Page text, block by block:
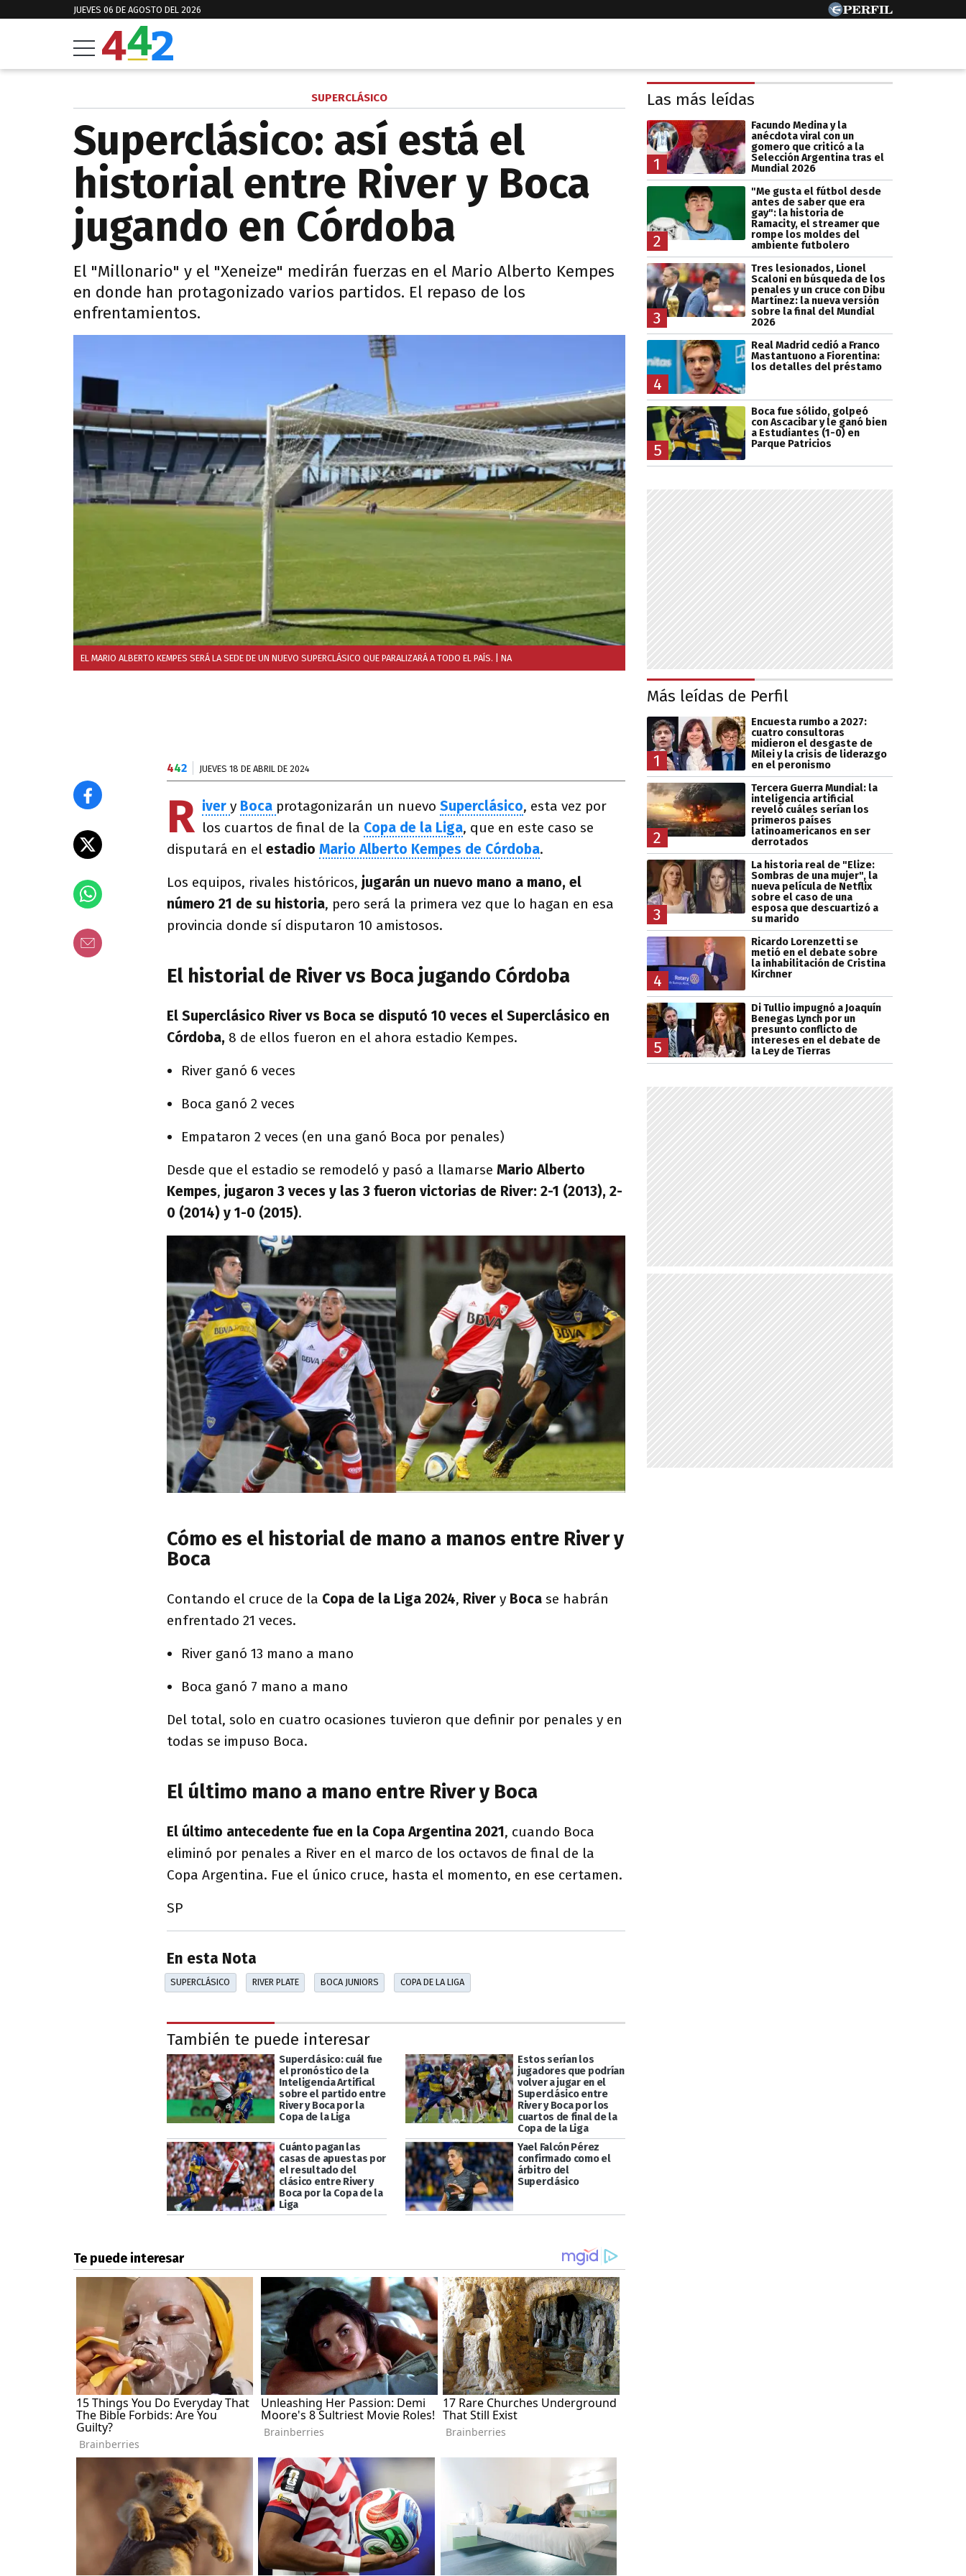
JUEVES 06 DE AGOSTO DEL 2026
SUPERCLÁSICO
Superclásico: así está el
historial entre River y Boca
jugando en Córdoba
El "Millonario" y el "Xeneize" medirán fuerzas en el Mario Alberto Kempes
en donde han protagonizado varios partidos. El repaso de los
enfrentamientos.
EL MARIO ALBERTO KEMPES SERÁ LA SEDE DE UN NUEVO SUPERCLÁSICO QUE PARALIZARÁ A TODO EL PAÍS. | NA
442 JUEVES 18 DE ABRIL DE 2024
R iver y Boca protagonizarán un nuevo Superclásico, esta vez por
los cuartos de final de la Copa de la Liga, que en este caso se
disputará en el estadio Mario Alberto Kempes de Córdoba.
Los equipos, rivales históricos, jugarán un nuevo mano a mano, el
número 21 de su historia, pero será la primera vez que lo hagan en esa
provincia donde sí disputaron 10 amistosos.
El historial de River vs Boca jugando Córdoba
El Superclásico River vs Boca se disputó 10 veces el Superclásico en
Córdoba, 8 de ellos fueron en el ahora estadio Kempes.
River ganó 6 veces
Boca ganó 2 veces
Empataron 2 veces (en una ganó Boca por penales)
Desde que el estadio se remodeló y pasó a llamarse Mario Alberto
Kempes, jugaron 3 veces y las 3 fueron victorias de River: 2-1 (2013), 2-
0 (2014) y 1-0 (2015).
Cómo es el historial de mano a manos entre River y
Boca
Contando el cruce de la Copa de la Liga 2024, River y Boca se habrán
enfrentado 21 veces.
River ganó 13 mano a mano
Boca ganó 7 mano a mano
Del total, solo en cuatro ocasiones tuvieron que definir por penales y en
todas se impuso Boca.
El último mano a mano entre River y Boca
El último antecedente fue en la Copa Argentina 2021, cuando Boca
eliminó por penales a River en el marco de los octavos de final de la
Copa Argentina. Fue el único cruce, hasta el momento, en ese certamen.
SP
En esta Nota
SUPERCLÁSICO RIVER PLATE BOCA JUNIORS COPA DE LA LIGA
También te puede interesar
Superclásico: cuál fue
el pronóstico de la
Inteligencia Artifical
sobre el partido entre
River y Boca por la
Copa de la Liga
Estos serían los
jugadores que podrían
volver a jugar en el
Superclásico entre
River y Boca por los
cuartos de final de la
Copa de la Liga
Cuánto pagan las
casas de apuestas por
el resultado del
clásico entre River y
Boca por la Copa de la
Liga
Yael Falcón Pérez
confirmado como el
árbitro del
Superclásico
Las más leídas
1
Facundo Medina y la
anécdota viral con un
gomero que criticó a la
Selección Argentina tras el
Mundial 2026
2
"Me gusta el fútbol desde
antes de saber que era
gay": la historia de
Ramacity, el streamer que
rompe los moldes del
ambiente futbolero
3
Tres lesionados, Lionel
Scaloni en búsqueda de los
penales y un cruce con Dibu
Martínez: la nueva versión
sobre la final del Mundial
2026
4
Real Madrid cedió a Franco
Mastantuono a Fiorentina:
los detalles del préstamo
5
Boca fue sólido, golpeó
con Ascacibar y le ganó bien
a Estudiantes (1-0) en
Parque Patricios
Más leídas de Perfil
1
Encuesta rumbo a 2027:
cuatro consultoras
midieron el desgaste de
Milei y la crisis de liderazgo
en el peronismo
2
Tercera Guerra Mundial: la
inteligencia artificial
reveló cuáles serían los
primeros países
latinoamericanos en ser
derrotados
3
La historia real de "Elize:
Sombras de una mujer", la
nueva película de Netflix
sobre el caso de una
esposa que descuartizó a
su marido
4
Ricardo Lorenzetti se
metió en el debate sobre
la inhabilitación de Cristina
Kirchner
5
Di Tullio impugnó a Joaquín
Benegas Lynch por un
presunto conflicto de
intereses en el debate de
la Ley de Tierras